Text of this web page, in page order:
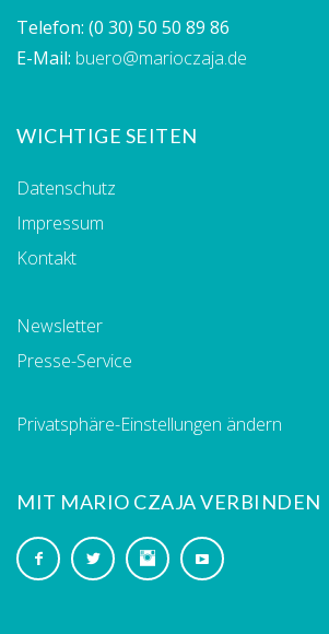
Telefon: (0 30) 50 50 89 86
E-Mail: buero@marioczaja.de
WICHTIGE SEITEN
Datenschutz
Impressum
Kontakt
Newsletter
Presse-Service
Privatsphäre-Einstellungen ändern
MIT MARIO CZAJA VERBINDEN